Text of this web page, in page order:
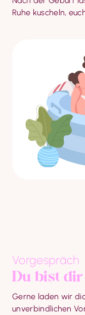
Ruhe kuscheln,
Vorgespräch
Du bist
Gerne laden wir
unverbindlichen